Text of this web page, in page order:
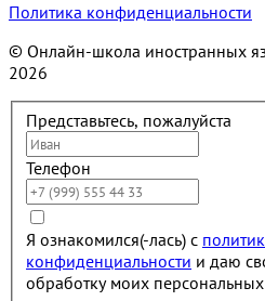
Политика конфиденциальности
© Онлайн-школа иностранных
2026
Представьтесь, пожалуйста
Телефон
Я ознакомился(-лась) с
конфиденциальности и даю
обработку моих